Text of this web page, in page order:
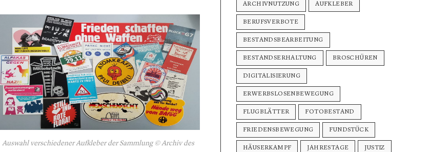
Auswahl verschiedener Aufkleber der Sammlung © Archiv des
ARCHIVNUTZUNG AUFKLEBER
BERUFSVERBOTE
BESTANDSBEARBEITUNG
BESTANDSERHALTUNG BROSCHÜREN
DIGITALISIERUNG
ERWERBSLOSENBEWEGUNG
FLUGBLÄTTER FOTOBESTAND
FRIEDENSBEWEGUNG FUNDSTÜCK
HÄUSERKAMPF JAHRESTAGE JUSTIZ